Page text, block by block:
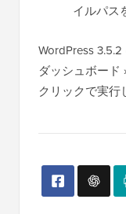
イルパス
WordPress
ダッシュボード
クリックで実行